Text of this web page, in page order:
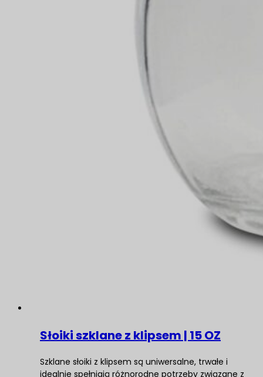
Słoiki szklane z klipsem | 15 OZ
Szklane słoiki z klipsem są uniwersalne, trwałe i
idealnie spełniają różnorodne potrzeby związane z